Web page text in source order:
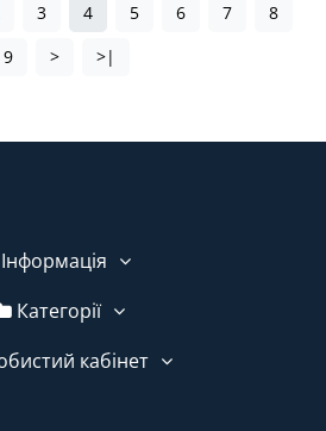
3 4 5 6 7
8
9
> >|
Категорії
кабінет